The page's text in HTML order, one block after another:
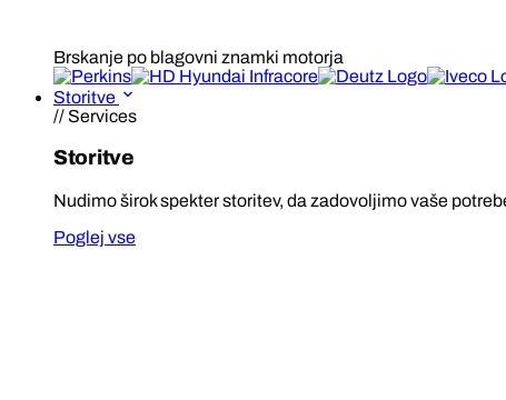
Brskanje po blagovni znamki motorja
Storitve
// Services
Storitve
Nudimo širok spekter storitev, da zadovoljimo vaše
Poglej vse